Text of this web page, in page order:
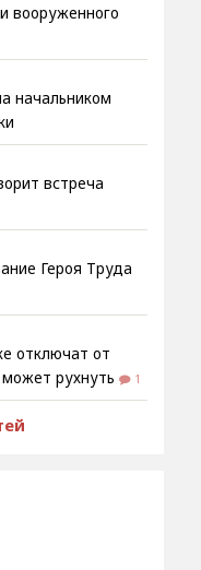
вооруженного
начальником
встреча
Героя Труда
отключат от
рухнуть
1